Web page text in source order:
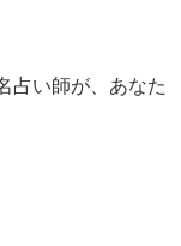
占い師が、あなた